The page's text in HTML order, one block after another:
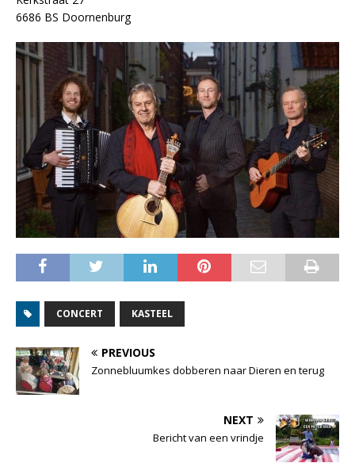
6686 BS Doornenburg
CONCERT KASTEEL
PREVIOUS
Zonnebluumkes dobberen naar Dieren en terug
NEXT
Bericht van een vrindje